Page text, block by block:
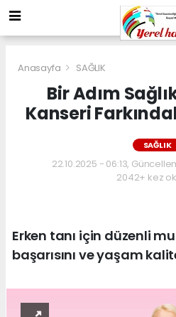
Anasayfa SAĞLIK
Bir Adım
Kanseri
SAĞLIK
22.10.2025 - 06:13,
2042+ kez
Erken tanı için düzenli
başarısını ve yaşam